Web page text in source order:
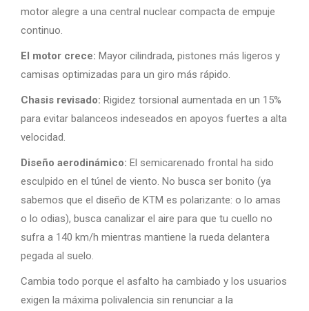
motor alegre a una central nuclear compacta de empuje
continuo.
El motor crece: Mayor cilindrada, pistones más ligeros y
camisas optimizadas para un giro más rápido.
Chasis revisado: Rigidez torsional aumentada en un 15%
para evitar balanceos indeseados en apoyos fuertes a alta
velocidad.
Diseño aerodinámico: El semicarenado frontal ha sido
esculpido en el túnel de viento. No busca ser bonito (ya
sabemos que el diseño de KTM es polarizante: o lo amas
o lo odias), busca canalizar el aire para que tu cuello no
sufra a 140 km/h mientras mantiene la rueda delantera
pegada al suelo.
Cambia todo porque el asfalto ha cambiado y los usuarios
exigen la máxima polivalencia sin renunciar a la